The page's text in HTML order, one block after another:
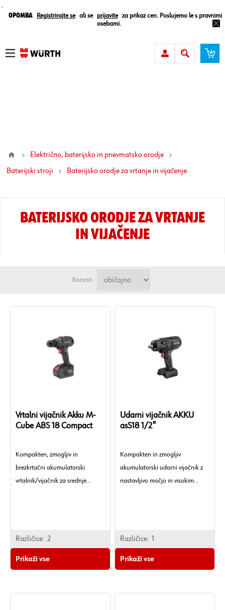
¸
Opomba Registrirajte se ali se prijavite
za prikaz cen. Poslujemo le s pravnimi
osebami.
Električno, baterijsko in pnevmatsko orodje
Baterijski stroji
baterijsko orodje za vrtanje in vijačenje
BATERIJSKO ORODJE ZA VRTANJE
IN VIJAČENJE
Razvrsti
Vrtalni vijačnik Akku M-
Cube ABS 18 Compact
Kompakten, zmogljiv in
brezkrtačni akumulatorski
vrtalnik/vijačnik za srednje
Različice: 2
Prikaži vse
Udarni vijačnik AKKU
asS18 1/2"
Kompakten in zmogljiv
akumulatorski udarni vijačnik z
nastavljivo močjo in visokim
Različice: 1
Prikaži vse